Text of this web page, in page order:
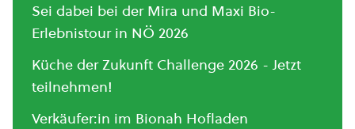
Sei dabei bei der Mira und Maxi Bio-
Erlebnistour in NÖ 2026
Küche der Zukunft Challenge 2026 - Jetzt
teilnehmen!
Verkäufer:in im Bionah Hofladen